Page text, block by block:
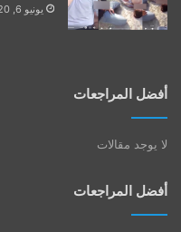
يونيو 6, 2020
أفضل المراجعات
لا يوجد مقالات
أفضل المراجعات